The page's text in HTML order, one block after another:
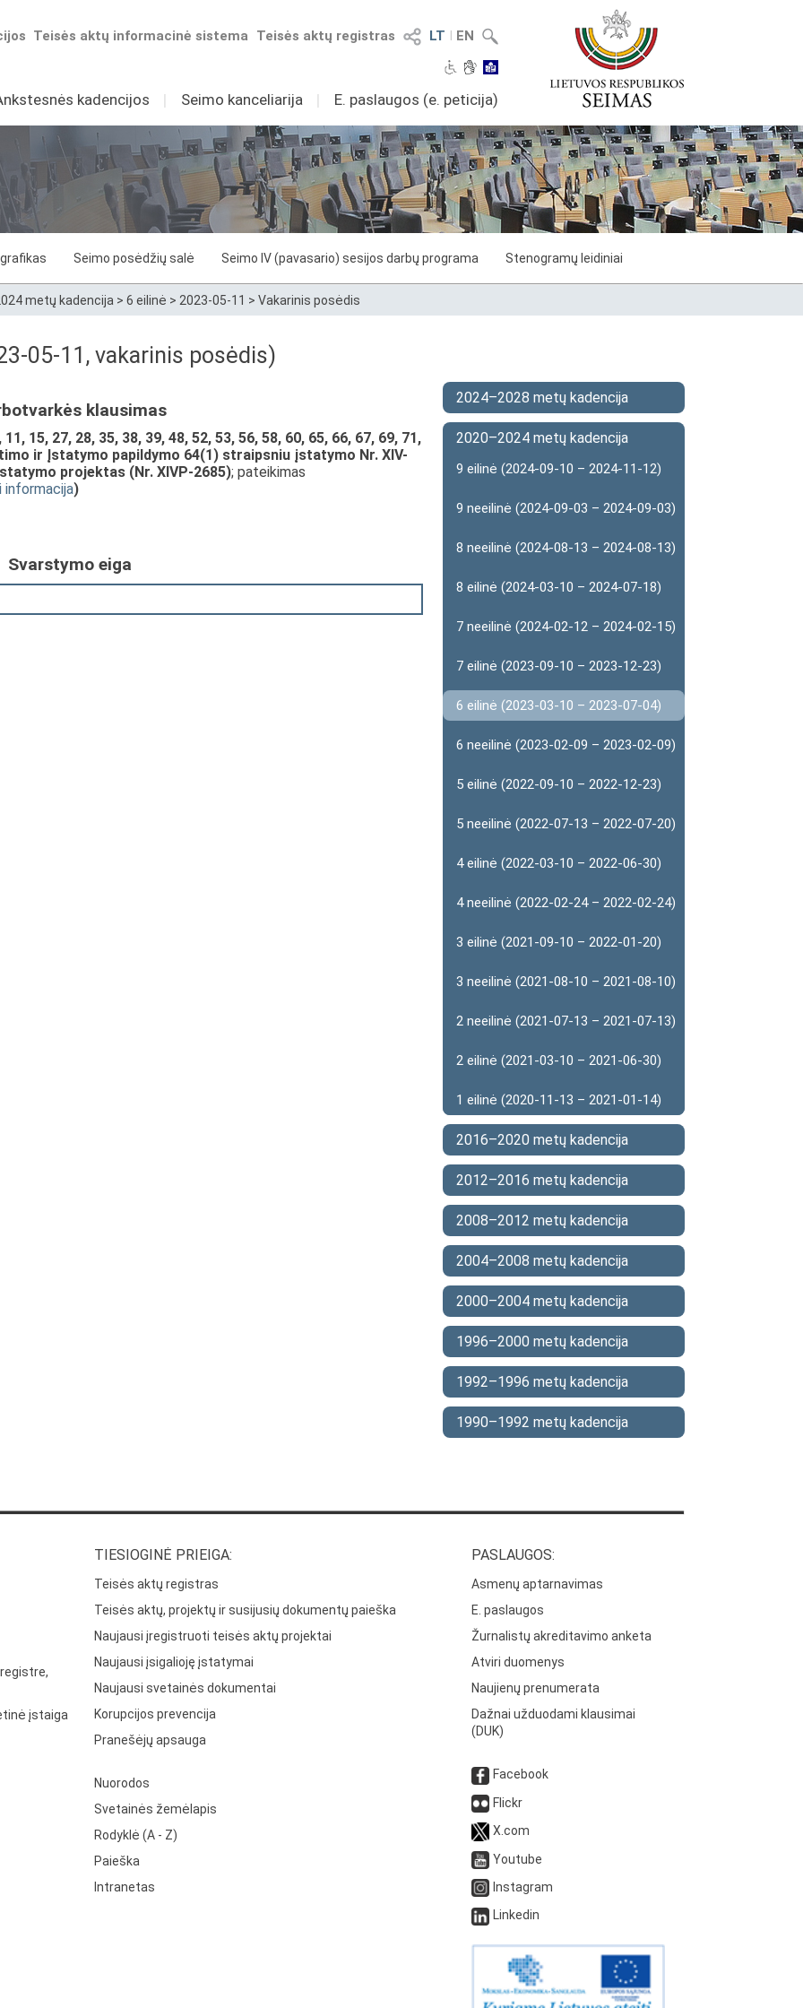
LT I EN
Teisės aktų registras
Teisės aktų informacinė sistema
kadencijos I Seimo kanceliarija I E. paslaugos (e. peticija)
grafikas Seimo posėdžių salė Seimo IV (pavasario) sesijos darbų programa Stenogramų leidiniai
metų kadencija > 6 eilinė > 2023-05-11 > Vakarinis posėdis
05-11, vakarinis posėdis)
klausimas
15, 27, 28, 35, 38, 39, 48, 52, 53, 56, 58, 60, 65, 66, 67, 69, 71,
ir Įstatymo papildymo 64(1) straipsniu įstatymo Nr. XIV-
projektas (Nr. XIVP-2685); pateikimas
informacija)
Svarstymo eiga
2024–2028 metų kadencija
2020–2024 metų kadencija
9 eilinė (2024-09-10 – 2024-11-12)
9 neeilinė (2024-09-03 – 2024-09-03)
8 neeilinė (2024-08-13 – 2024-08-13)
8 eilinė (2024-03-10 – 2024-07-18)
7 neeilinė (2024-02-12 – 2024-02-15)
7 eilinė (2023-09-10 – 2023-12-23)
6 eilinė (2023-03-10 – 2023-07-04)
6 neeilinė (2023-02-09 – 2023-02-09)
5 eilinė (2022-09-10 – 2022-12-23)
5 neeilinė (2022-07-13 – 2022-07-20)
4 eilinė (2022-03-10 – 2022-06-30)
4 neeilinė (2022-02-24 – 2022-02-24)
3 eilinė (2021-09-10 – 2022-01-20)
3 neeilinė (2021-08-10 – 2021-08-10)
2 neeilinė (2021-07-13 – 2021-07-13)
2 eilinė (2021-03-10 – 2021-06-30)
1 eilinė (2020-11-13 – 2021-01-14)
2016–2020 metų kadencija
2012–2016 metų kadencija
2008–2012 metų kadencija
2004–2008 metų kadencija
2000–2004 metų kadencija
1996–2000 metų kadencija
1992–1996 metų kadencija
1990–1992 metų kadencija
įstaiga
TIESIOGINĖ PRIEIGA:
Teisės aktų registras
Teisės aktų, projektų ir susijusių dokumentų paieška
Naujausi įregistruoti teisės aktų projektai
Naujausi įsigalioję įstatymai
Naujausi svetainės dokumentai
Korupcijos prevencija
Pranešėjų apsauga
Nuorodos
Svetainės žemėlapis
Rodyklė (A - Z)
Paieška
Intranetas
PASLAUGOS:
Asmenų aptarnavimas
E. paslaugos
Žurnalistų akreditavimo anketa
Atviri duomenys
Naujienų prenumerata
Dažnai užduodami klausimai
(DUK)
Facebook
Flickr
X.com
Youtube
Instagram
Linkedin